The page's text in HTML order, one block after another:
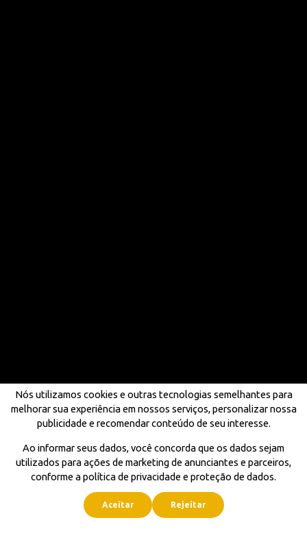
Nós utilizamos cookies e outras tecnologias semelhantes para
melhorar sua experiência em nossos serviços, personalizar nossa
publicidade e recomendar conteúdo de seu interesse.
Ao informar seus dados, você concorda que os dados sejam
utilizados para ações de marketing de anunciantes e parceiros,
conforme a política de privacidade e proteção de dados.
Aceitar Rejeitar